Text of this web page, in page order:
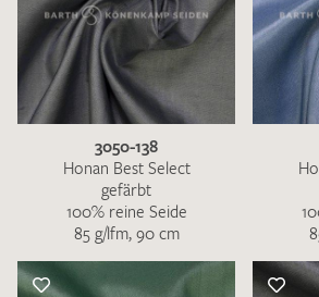
3050-138
Honan Best Select
gefärbt
100% reine Seide
85 g/lfm, 90 cm